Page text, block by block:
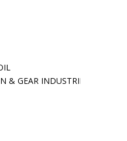
& GEAR INDUSTRIES OIL